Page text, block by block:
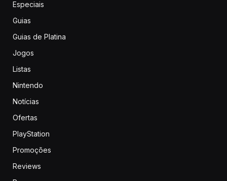
Especiais
Guias
Guias de Platina
Jogos
Listas
Nintendo
Notícias
Ofertas
PlayStation
Promoções
Reviews